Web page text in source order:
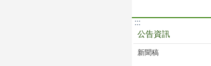
:::
公告資訊
新聞稿